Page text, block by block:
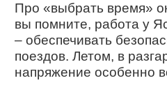
Про «выбрать время»
вы помните, работа у
– обеспечивать
поездов. Летом, в
напряжение особенно